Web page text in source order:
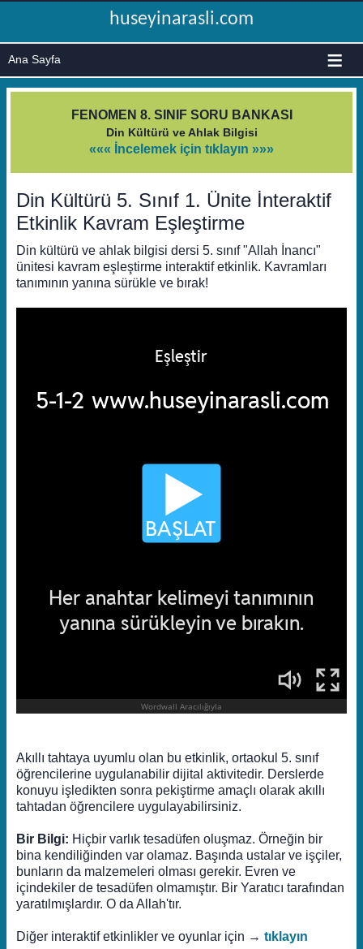
huseyinarasli.com
≡
FENOMEN 8. SINIF SORU BANKASI
Din Kültürü ve Ahlak Bilgisi
««« İncelemek için tıklayın »»»
Din Kültürü 5. Sınıf 1. Ünite İnteraktif
Etkinlik Kavram Eşleştirme
Din kültürü ve ahlak bilgisi dersi 5. sınıf "Allah İnancı"
ünitesi kavram eşleştirme interaktif etkinlik. Kavramları
tanımının yanına sürükle ve bırak!
Akıllı tahtaya uyumlu olan bu etkinlik, ortaokul 5. sınıf
öğrencilerine uygulanabilir dijital aktivitedir. Derslerde
konuyu işledikten sonra pekiştirme amaçlı olarak akıllı
tahtadan öğrencilere uygulayabilirsiniz.
Bir Bilgi: Hiçbir varlık tesadüfen oluşmaz. Örneğin bir
bina kendiliğinden var olamaz. Başında ustalar ve işçiler,
bunların da malzemeleri olması gerekir. Evren ve
içindekiler de tesadüfen olmamıştır. Bir Yaratıcı tarafından
yaratılmışlardır. O da Allah'tır.
Diğer interaktif etkinlikler ve oyunlar için → tıklayın